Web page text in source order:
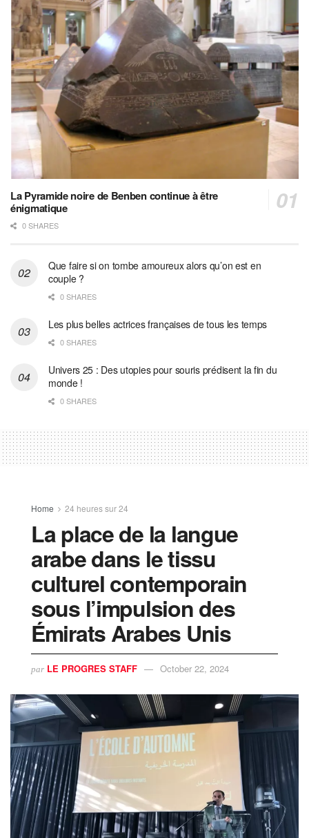
La Pyramide noire de Benben continue à être
énigmatique
0 SHARES
Que faire si on tombe amoureux alors qu’on est en
couple ?
0 SHARES
Les plus belles actrices françaises de tous les temps
0 SHARES
Univers 25 : Des utopies pour souris prédisent la fin du
monde !
0 SHARES
Home 24 heures sur 24
La place de la langue
arabe dans le tissu
culturel contemporain
sous l’impulsion des
Émirats Arabes Unis
par LE PROGRES STAFF October 22, 2024